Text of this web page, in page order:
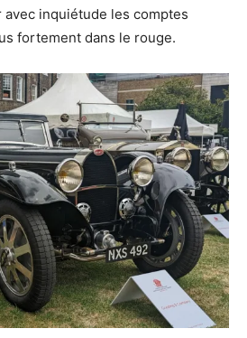
inquiétude les comptes
fortement dans le rouge.